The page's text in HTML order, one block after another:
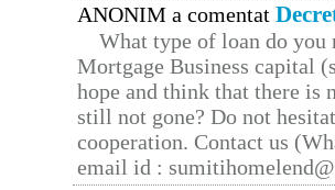
ANONIM a comentat
What type of loan do you
Mortgage Business capital
hope and think that there is
still not gone? Do not
cooperation. Contact us
email id :